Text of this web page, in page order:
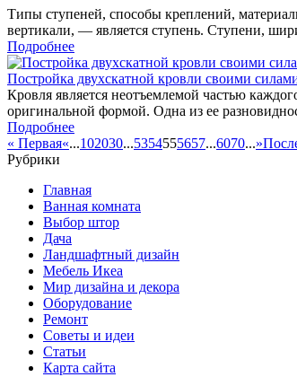
Типы ступеней, способы креплений,
вертикали, — является ступень. Ступени,
Подробнее
Постройка двухскатной кровли своими
Кровля является неотъемлемой частью
оригинальной формой. Одна из ее
Подробнее
« Первая«...102030...5354555657...6070...»
Рубрики
Главная
Ванная комната
Выбор штор
Дача
Ландшафтный дизайн
Мебель Икеа
Мир дизайна и декора
Оборудование
Ремонт
Советы и идеи
Статьи
Карта сайта